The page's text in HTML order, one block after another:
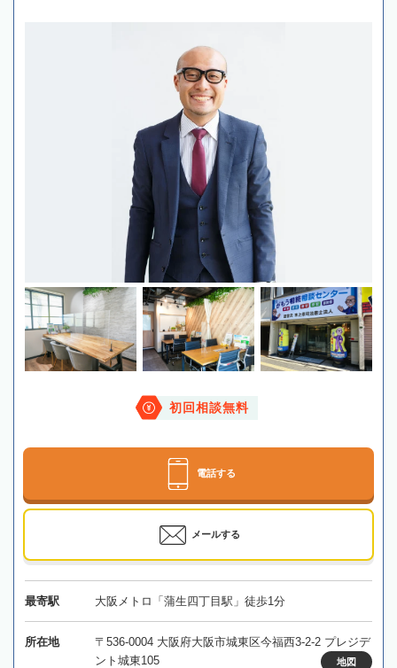
初回相談無料
電話する
メールする
最寄駅 大阪メトロ「蒲生四丁目駅」徒歩1分
所在地
〒536-0004 大阪府大阪市城東区今福西3-2-2 プレジデ
ント城東105
地図